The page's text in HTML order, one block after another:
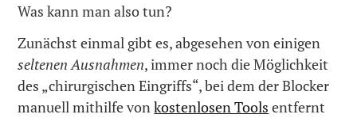
Was kann man also tun?
Zunächst einmal gibt es, abgesehen von einigen
seltenen Ausnahmen, immer noch die Möglichkeit
des „chirurgischen Eingriffs“, bei dem der Blocker
manuell mithilfe vonkostenlosen Tools entfernt